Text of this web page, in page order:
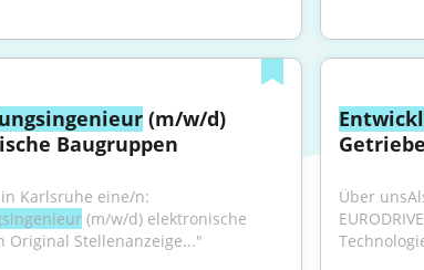
(m/w/d)
Baugruppen
(m/w/d) elektronische
Original Stellenanzeige..."
Über